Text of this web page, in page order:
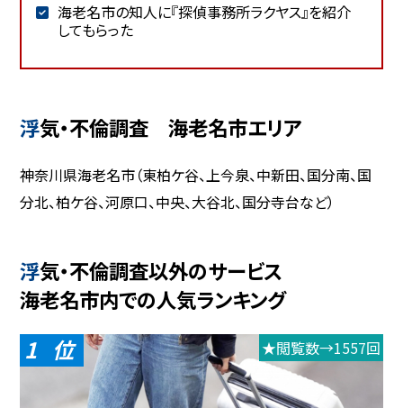
海老名市の知人に『探偵事務所ラクヤス』を紹介
してもらった
浮気・不倫調査 海老名市エリア
神奈川県海老名市（東柏ケ谷、上今泉、中新田、国分南、国
分北、柏ケ谷、河原口、中央、大谷北、国分寺台など）
浮気・不倫調査以外のサービス
海老名市内での人気ランキング
1 ★閲覧数→1557回